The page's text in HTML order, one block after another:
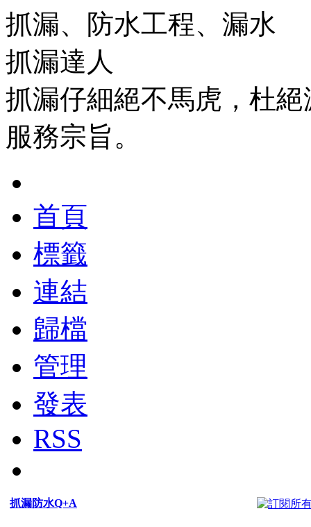
抓漏、防水工程、漏水
抓漏達人
抓漏仔細絕不馬虎，杜
服務宗旨。
首頁
標籤
連結
歸檔
管理
發表
RSS
抓漏防水Q+A